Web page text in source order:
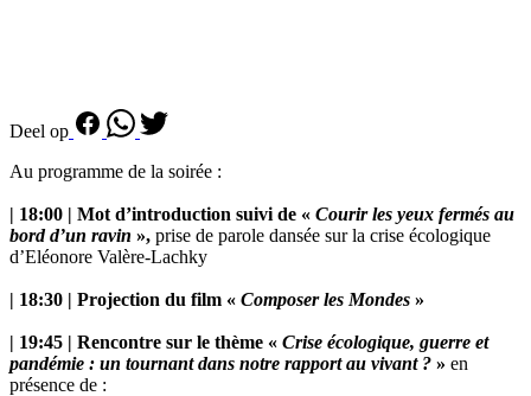
Deel op
Au programme de la soirée :
| 18:00 | Mot d’introduction suivi de « Courir les yeux fermés au
bord d’un ravin », prise de parole dansée sur la crise écologique
d’Eléonore Valère-Lachky
| 18:30 | Projection du film « Composer les Mondes »
| 19:45 | Rencontre sur le thème « Crise écologique, guerre et
pandémie : un tournant dans notre rapport au vivant ? » en
présence de :